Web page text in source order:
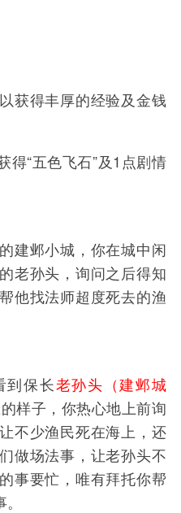
得丰厚的经验及金钱
“五色飞石”及1点剧情
邺小城，你在城中闲
老孙头，询问之后得知
他找法师超度死去的渔
保长老孙头（建邺城
样子，你热心地上前询
不少渔民死在海上，还
做场法事，让老孙头不
事要忙，唯有拜托你帮